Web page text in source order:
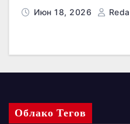
Июн 18, 2026
Облако Тегов